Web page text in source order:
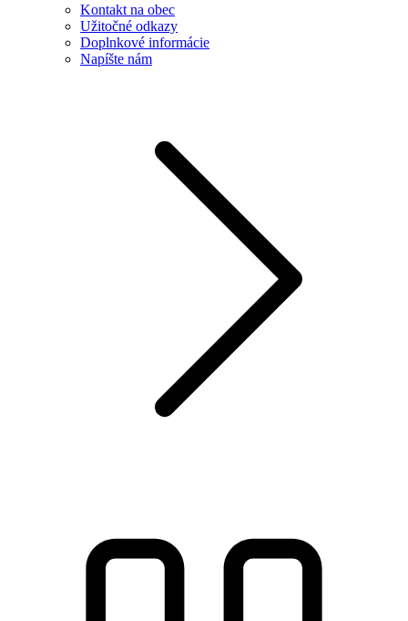
Kontakt na obec
Užitočné odkazy
Doplnkové informácie
Napíšte nám